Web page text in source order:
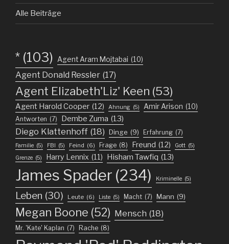
Alle Beiträge
* (103) Agent Aram Mojtabai (10)
Agent Donald Ressler (17)
Agent Elizabeth'Liz' Keen (53)
Agent Harold Cooper (12) Ahnung (5) Amir Arison (10)
Antworten (7) Dembe Zuma (13)
Diego Klattenhoff (18) Dinge (9) Erfahrung (7)
Familie (5) FBI (5) Feind (6) Frage (8) Freund (12) Gott (5)
Grenze (5) Harry Lennix (11) Hisham Tawfiq (13)
James Spader (234) Kriminelle (5)
Leben (30) Leute (6) Liste (5) Macht (7) Mann (9)
Megan Boone (52) Mensch (18)
Mr. 'Kate' Kaplan (7) Rache (8)